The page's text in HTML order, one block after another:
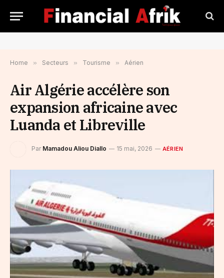
Home » Secteurs » Tourisme » Aérien
Air Algérie accélère son
expansion africaine avec
Luanda et Libreville
Par Mamadou Aliou Diallo 15 mai, 2026 AÉRIEN